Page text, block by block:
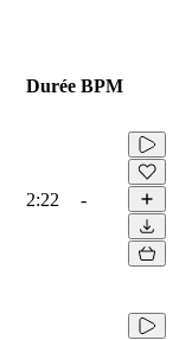
Durée BPM
2:22 -